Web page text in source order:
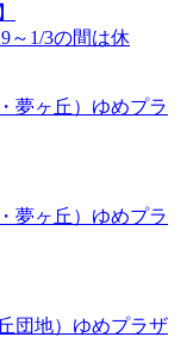
～1/3の間は休
夢ヶ丘）ゆめプラ
夢ヶ丘）ゆめプラ
団地）ゆめプラザ